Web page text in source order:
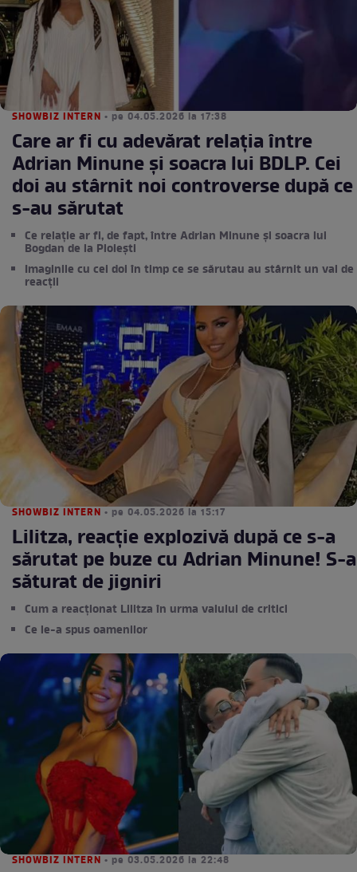
SHOWBIZ INTERN • pe 04.05.2026 la 17:38
Care ar fi cu adevărat relația între
Adrian Minune și soacra lui BDLP. Cei
doi au stârnit noi controverse după ce
s-au sărutat
Ce relație ar fi, de fapt, între Adrian Minune și soacra lui
Bogdan de la Ploiești
Imaginile cu cei doi în timp ce se sărutau au stârnit un val de
reacții
SHOWBIZ INTERN • pe 04.05.2026 la 15:17
Lilitza, reacție explozivă după ce s-a
sărutat pe buze cu Adrian Minune! S-a
săturat de jigniri
Cum a reacționat Lilitza în urma valului de critici
Ce le-a spus oamenilor
SHOWBIZ INTERN • pe 03.05.2026 la 22:48